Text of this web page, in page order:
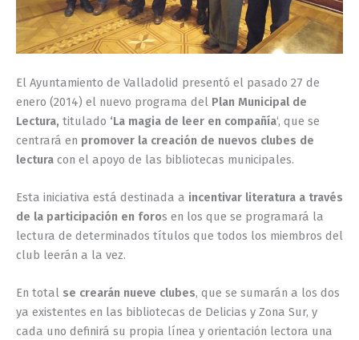
El Ayuntamiento de Valladolid presentó el pasado 27 de
enero (2014) el nuevo programa del Plan Municipal de
Lectura, titulado ‘La magia de leer en compañía‘, que se
centrará en promover la creación de nuevos clubes de
lectura con el apoyo de las bibliotecas municipales.
Esta iniciativa está destinada a incentivar literatura a través
de la participación en foros en los que se programará la
lectura de determinados títulos que todos los miembros del
club leerán a la vez.
En total se crearán nueve clubes, que se sumarán a los dos
ya existentes en las bibliotecas de Delicias y Zona Sur, y
cada uno definirá su propia línea y orientación lectora una